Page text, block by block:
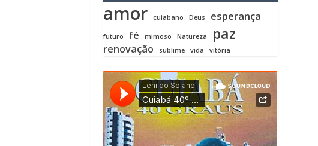
amor cuiabano Deus esperança
futuro fé mimoso Natureza paz
renovação sublime vida vitória